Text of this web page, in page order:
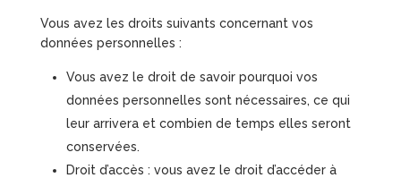
Vous avez les droits suivants concernant vos
données personnelles :
Vous avez le droit de savoir pourquoi vos
données personnelles sont nécessaires, ce qui
leur arrivera et combien de temps elles seront
conservées.
Droit d’accès : vous avez le droit d’accéder à